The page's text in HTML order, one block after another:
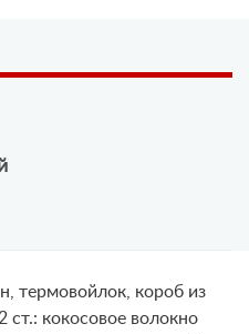
термовойлок, короб из
ст.: кокосовое волокно